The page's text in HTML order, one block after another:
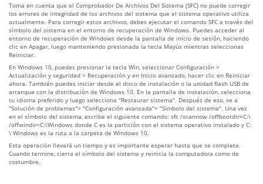
Toma en cuenta que el Comprobador De Archivos Del Sistema (SFC) no puede corregir
los errores de integridad de los archivos del sistema que el sistema operativo utiliza
actualmente. Para corregir estos archivos, debes ejecutar el comando SFC a través del
símbolo del sistema en el entorno de recuperación de Windows. Puedes acceder al
entorno de recuperación de Windows desde la pantalla de inicio de sesión, haciendo
clic en Apagar, luego manteniendo presionada la tecla Mayús mientras seleccionas
Reiniciar.
En Windows 10, puedes presionar la tecla Win, seleccionar Configuración >
Actualización y seguridad > Recuperación y en Inicio avanzado, hacer clic en Reiniciar
ahora. También puedes iniciar desde el disco de instalación o la unidad flash USB de
arranque con la distribución de Windows 10. En la pantalla de instalación, selecciona
tu idioma preferido y luego selecciona "Restaurar sistema". Después de eso, ve a
"Solución de problemas"> "Configuración avanzada"> "Símbolo del sistema". Una vez
en el símbolo del sistema, escribe el siguiente comando: sfc /scannow /offbootdir=C:\
/offwindir=C:\Windows donde C es la partición con el sistema operativo instalado y C:
\ Windows es la ruta a la carpeta de Windows 10.
Esta operación llevará un tiempo y es importante esperar hasta que se complete.
Cuando termine, cierra el símbolo del sistema y reinicia la computadora como de
costumbre.